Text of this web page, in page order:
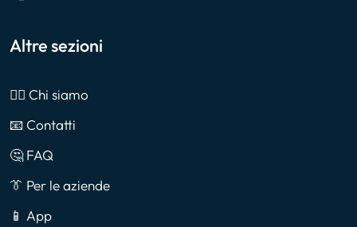
Altre sezioni
🙎‍♂️ Chi siamo
📧 Contatti
🤔 FAQ
👔 Per le aziende
📱 App